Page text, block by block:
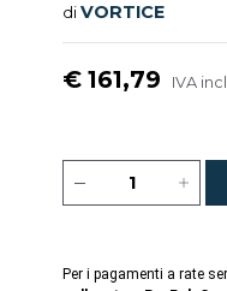
diVORTICE
€ 161,79 IVA
Per i pagamenti a rate